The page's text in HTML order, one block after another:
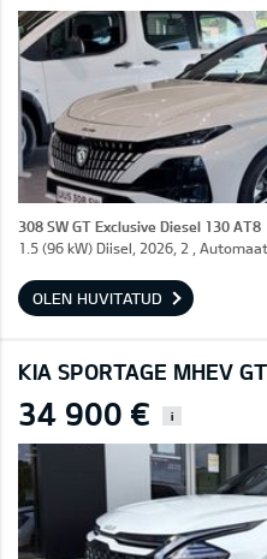
308 SW GT Exclusive Diesel 130 AT8
1.5 (96 kW) Diisel, 2026, 2 ,
OLEN HUVITATUD
KIA SPORTAGE MHEV
34 900 € i